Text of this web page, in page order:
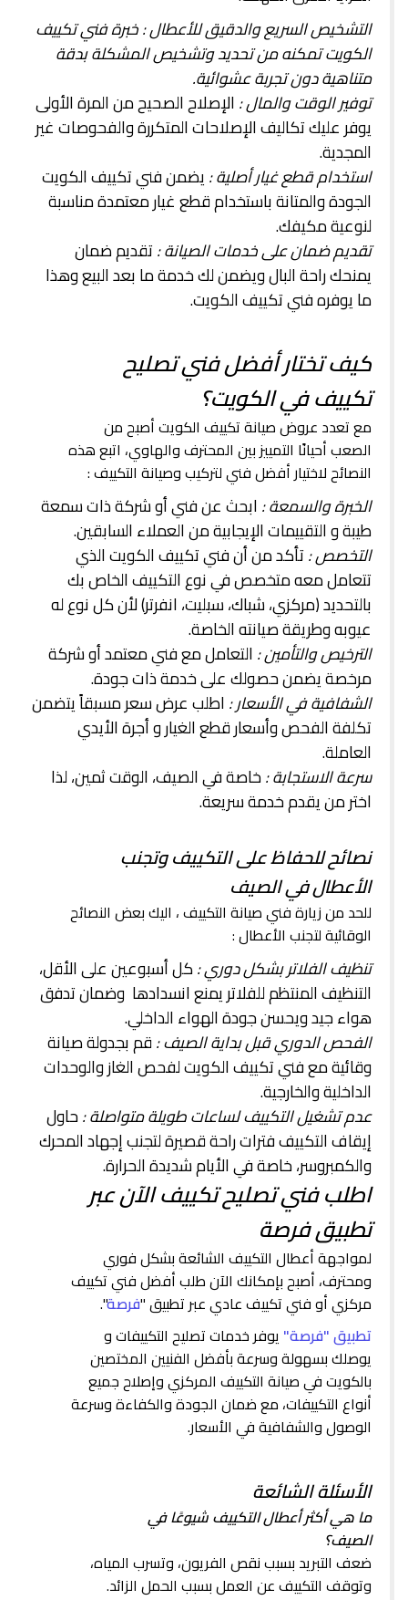
التشخيص السريع والدقيق للأعطال : خبرة فني تكييف
الكويت تمكنه من تحديد وتشخيص المشكلة بدقة
متناهية دون تجربة عشوائية.
توفير الوقت والمال :الإصلاح الصحيح من المرة الأولى
يوفر عليك تكاليف الإصلاحات المتكررة والفحوصات غير
المجدية.
استخدام قطع غيار أصلية :يضمن فني تكييف الكويت
الجودة والمتانة باستخدام قطع غيار معتمدة مناسبة
لنوعية مكيفك.
تقديم ضمان على خدمات الصيانة :تقديم ضمان
يمنحك راحة البال ويضمن لك خدمة ما بعد البيع وهذا
ما يوفره فني تكييف الكويت.
كيف تختار أفضل فني تصليح
تكييف في الكويت؟
مع تعدد عروض صيانة تكييف الكويت أصبح من
الصعب أحيانًا التمييز بين المحترف والهاوي، اتبع هذه
النصائح لاختيار أفضل فني لتركيب وصيانة التكييف :
الخبرة والسمعة :ابحث عن فني أو شركة ذات سمعة
طيبة و التقييمات الإيجابية من العملاء السابقين.
التخصص :تأكد من أن فني تكييف الكويت الذي
تتعامل معه متخصص في نوع التكييف الخاص بك
بالتحديد (مركزي، شباك، سبليت، انفرتر) لأن كل نوع له
عيوبه وطريقة صيانته الخاصة.
الترخيص والتأمين :التعامل مع فني معتمد أو شركة
مرخصة يضمن حصولك على خدمة ذات جودة.
الشفافية في الأسعار :اطلب عرض سعر مسبقاً يتضمن
تكلفة الفحص وأسعار قطع الغيار و أجرة الأيدي
العاملة.
سرعة الاستجابة :خاصة في الصيف، الوقت ثمين، لذا
اختر من يقدم خدمة سريعة.
نصائح للحفاظ على التكييف وتجنب
الأعطال في الصيف
للحد من زيارة فني صيانة التكييف ، اليك بعض النصائح
الوقائية لتجنب الأعطال :
تنظيف الفلاتر بشكل دوري :كل أسبوعين على الأقل،
التنظيف المنتظم للفلاتر يمنع انسدادها وضمان تدفق
هواء جيد ويحسن جودة الهواء الداخلي.
الفحص الدوري قبل بداية الصيف :قم بجدولة صيانة
وقائية مع فني تكييف الكويت لفحص الغاز والوحدات
الداخلية والخارجية.
عدم تشغيل التكييف لساعات طويلة متواصلة :حاول
إيقاف التكييف فترات راحة قصيرة لتجنب إجهاد المحرك
والكمبروسر، خاصة في الأيام شديدة الحرارة.
اطلب فني تصليح تكييف الآن عبر
تطبيق فرصة
لمواجهة أعطال التكييف الشائعة بشكل فوري
ومحترف، أصبح بإمكانك الآن طلب أفضل فني تكييف
مركزي أو فني تكييف عادي عبر تطبيق "فرصة".
تطبيق "فرصة" يوفر خدمات تصليح التكييفات و
يوصلك بسهولة وسرعة بأفضل الفنيين المختصين
بالكويت في صيانة التكييف المركزي وإصلاح جميع
أنواع التكييفات، مع ضمان الجودة والكفاءة وسرعة
الوصول والشفافية في الأسعار.
الأسئلة الشائعة
ما هي أكثر أعطال التكييف شيوعًا في
الصيف؟
ضعف التبريد بسبب نقص الفريون، وتسرب المياه،
وتوقف التكييف عن العمل بسبب الحمل الزائد.